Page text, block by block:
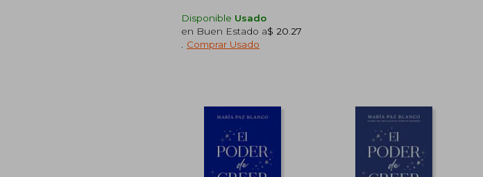
Disponible Usado
en Buen Estado a$ 20.27
Comprar Usado